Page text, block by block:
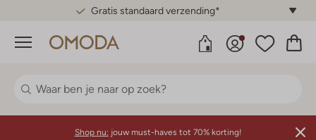
Gratis standaard verzending*
Menu
Shop nu: jouw must-haves tot 70% korting!